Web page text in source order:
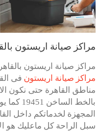
مراكز صيانة اريستون
مراكز صيانة اريستون بالقاهرة
مراكز صيانة اريستون فى
مناطق القاهرة حتى نكون
بالخط
المجهزة لخدماتكم داخل
سبل الراحة كل ماعليك هو